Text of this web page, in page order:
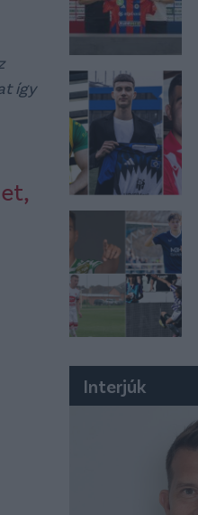
így
Interjúk